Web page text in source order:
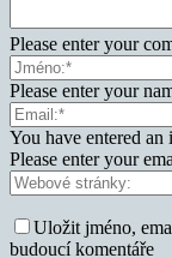
Please enter your
Please enter your
You have entered an
Please enter your
Uložit jméno,
budoucí komentáře